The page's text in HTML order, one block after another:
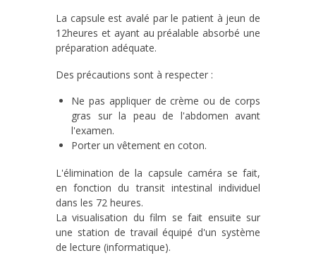
La capsule est avalé par le patient à jeun de
12heures et ayant au préalable absorbé une
préparation adéquate.
Des précautions sont à respecter :
Ne pas appliquer de crème ou de corps
gras sur la peau de l'abdomen avant
l'examen.
Porter un vêtement en coton.
L'élimination de la capsule caméra se fait,
en fonction du transit intestinal individuel
dans les 72 heures.
La visualisation du film se fait ensuite sur
une station de travail équipé d'un système
de lecture (informatique).